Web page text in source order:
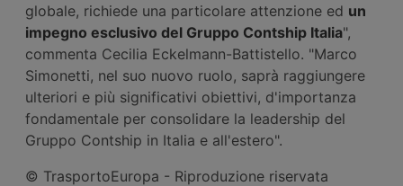
globale, richiede una particolare attenzione ed un
impegno esclusivo del Gruppo Contship Italia",
commenta Cecilia Eckelmann-Battistello. "Marco
Simonetti, nel suo nuovo ruolo, saprà raggiungere
ulteriori e più significativi obiettivi, d'importanza
fondamentale per consolidare la leadership del
Gruppo Contship in Italia e all'estero".
© TrasportoEuropa - Riproduzione riservata